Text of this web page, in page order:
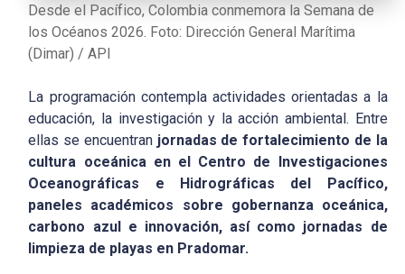
Desde el Pacífico, Colombia conmemora la Semana de
los Océanos 2026. Foto: Dirección General Marítima
(Dimar) / API
La programación contempla actividades orientadas a la
educación, la investigación y la acción ambiental. Entre
ellas se encuentran jornadas de fortalecimiento de la
cultura oceánica en el Centro de Investigaciones
Oceanográficas e Hidrográficas del Pacífico,
paneles académicos sobre gobernanza oceánica,
carbono azul e innovación, así como jornadas de
limpieza de playas en Pradomar.